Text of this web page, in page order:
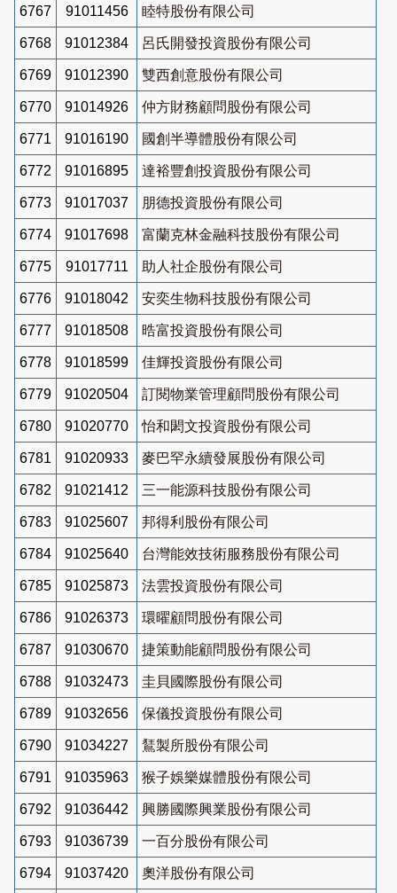
6767 91011456 睦特股份有限公司
6768 91012384 呂氏開發投資股份有限公司
6769 91012390 雙西創意股份有限公司
6770 91014926 仲方財務顧問股份有限公司
6771 91016190 國創半導體股份有限公司
6772 91016895 達裕豐創投資股份有限公司
6773 91017037 朋德投資股份有限公司
6774 91017698 富蘭克林金融科技股份有限公司
6775 91017711 助人社企股份有限公司
6776 91018042 安奕生物科技股份有限公司
6777 91018508 晧富投資股份有限公司
6778 91018599 佳輝投資股份有限公司
6779 91020504 訂閱物業管理顧問股份有限公司
6780 91020770 怡和閎文投資股份有限公司
6781 91020933 麥巴罕永續發展股份有限公司
6782 91021412 三一能源科技股份有限公司
6783 91025607 邦得利股份有限公司
6784 91025640 台灣能效技術服務股份有限公司
6785 91025873 法雲投資股份有限公司
6786 91026373 環曜顧問股份有限公司
6787 91030670 捷策動能顧問股份有限公司
6788 91032473 圭貝國際股份有限公司
6789 91032656 保儀投資股份有限公司
6790 91034227 鵟製所股份有限公司
6791 91035963 猴子娛樂媒體股份有限公司
6792 91036442 興勝國際興業股份有限公司
6793 91036739 一百分股份有限公司
6794 91037420 奧洋股份有限公司